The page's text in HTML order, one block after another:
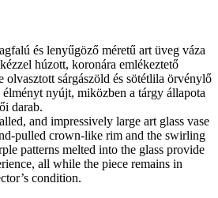
és lenyűgöző méretű art üveg váza
húzott, koronára emlékeztető
olvasztott sárgászöld és sötétlila örvénylő
nyújt, miközben a tárgy állapota
darab.
and impressively large art glass vase
pulled crown-like rim and the swirling
patterns melted into the glass provide
all while the piece remains in
condition.